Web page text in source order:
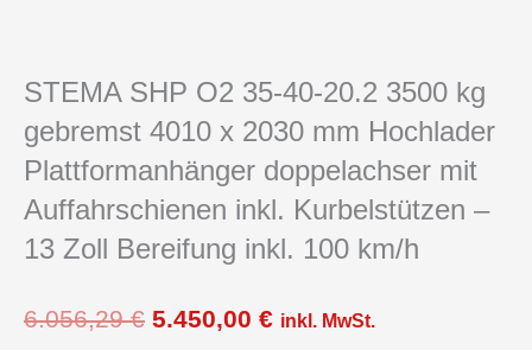
STEMA SHP O2 35-40-20.2 3500 kg
gebremst 4010 x 2030 mm Hochlader
Plattformanhänger doppelachser mit
Auffahrschienen inkl. Kurbelstützen –
13 Zoll Bereifung inkl. 100 km/h
6.056,29€ Ursprünglicher
5.450,00 €Aktueller
inkl. MwSt.